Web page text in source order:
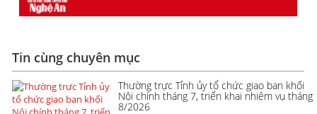
Tin cùng chuyên mục
Thường trực Tỉnh ủy tổ chức giao ban khối
Nội chính tháng 7, triển khai nhiệm vụ tháng
8/2026